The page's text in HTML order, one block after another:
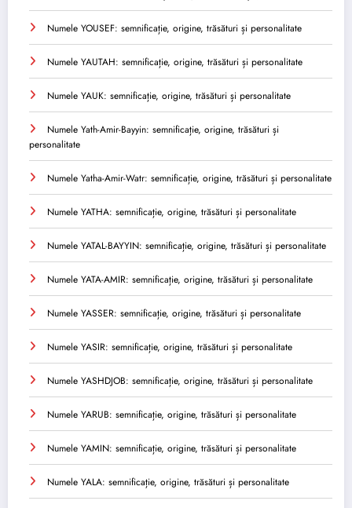
Numele YOUSEF: semnificație, origine, trăsături și personalitate
Numele YAUTAH: semnificație, origine, trăsături și personalitate
Numele YAUK: semnificație, origine, trăsături și personalitate
Numele Yath-Amir-Bayyin: semnificație, origine, trăsături și
personalitate
Numele Yatha-Amir-Watr: semnificație, origine, trăsături și personalitate
Numele YATHA: semnificație, origine, trăsături și personalitate
Numele YATAL-BAYYIN: semnificație, origine, trăsături și personalitate
Numele YATA-AMIR: semnificație, origine, trăsături și personalitate
Numele YASSER: semnificație, origine, trăsături și personalitate
Numele YASIR: semnificație, origine, trăsături și personalitate
Numele YASHDJOB: semnificație, origine, trăsături și personalitate
Numele YARUB: semnificație, origine, trăsături și personalitate
Numele YAMIN: semnificație, origine, trăsături și personalitate
Numele YALA: semnificație, origine, trăsături și personalitate